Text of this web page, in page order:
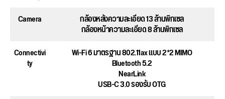
Camera
กล้องหลังความละเอียด 13 ล้านพิกเซล
กล้องหน้าความละเอียด 8 ล้านพิกเซล
Connectivi
ty
Wi-Fi 6 มาตรฐาน 802.11ax แบบ 2*2 MIMO
Bluetooth 5.2
NearLink
USB-C 3.0 รองรับ OTG